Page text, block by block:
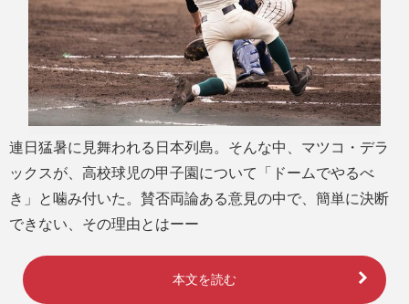
連日猛暑に見舞われる日本列島。そんな中、マツコ・デラ
ックスが、高校球児の甲子園について「ドームでやるべ
き」と噛み付いた。賛否両論ある意見の中で、簡単に決断
できない、その理由とはーー
本文を読む